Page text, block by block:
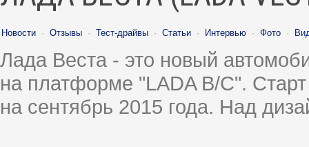
Новости · Отзывы · Тест-драйвы · Статьи · Интервью · Фото ·
Лада Веста - это новый
на платформе "LADA B/C".
на сентябрь 2015 года. Над